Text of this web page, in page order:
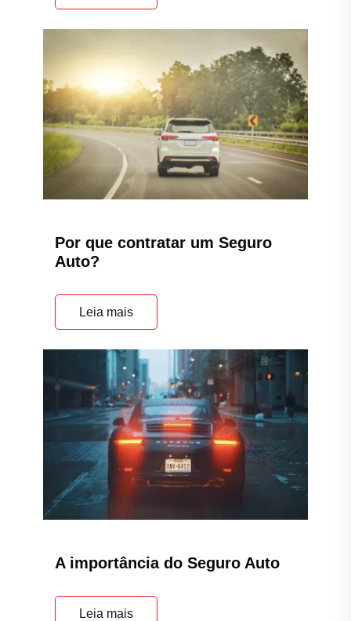
Por que contratar um Seguro
Auto?
Leia mais
A importância do Seguro Auto
Leia mais